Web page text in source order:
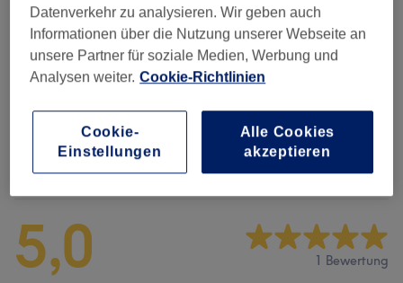
Maniküre & Pediküre (7) ab 25 €
Salonbewertungen
5,0 1 Bewertung
Datenverkehr zu analysieren. Wir geben auch
Informationen über die Nutzung unserer Webseite an
unsere Partner für soziale Medien, Werbung und
Analysen weiter. Cookie-Richtlinien
Cookie-
Einstellungen
Alle Cookies
akzeptieren